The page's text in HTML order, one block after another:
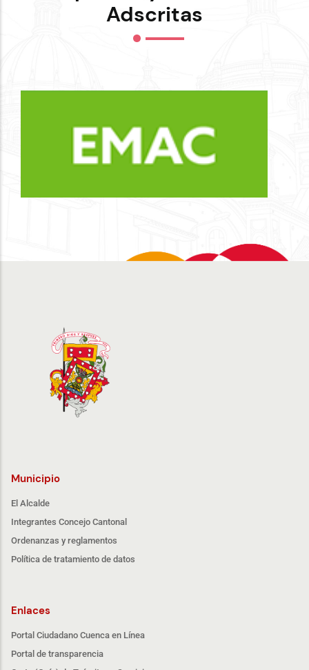
Adscritas
Municipio
El Alcalde
Integrantes Concejo Cantonal
Ordenanzas y reglamentos
Política de tratamiento de datos
Enlaces
Portal Ciudadano Cuenca en Línea
Portal de transparencia